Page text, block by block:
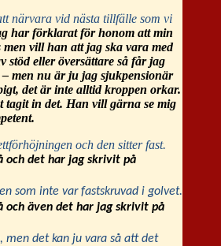
närvara vid nästa tillfälle som vi
har förklarat för honom att min
vill han att jag ska vara med
stöd eller översättare så får jag
men nu är ju jag sjukpensionär
det är inte alltid kroppen orkar.
in det. Han vill gärna se mig
och den sitter fast.
och det har jag skrivit på
som inte var fastskruvad i golvet.
och även det har jag skrivit på
men det kan ju vara så att det